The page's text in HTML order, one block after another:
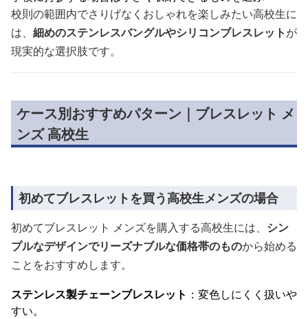
校則の範囲内でさりげなくおしゃれを楽しみたい高校生に
は、 細めのステンレスバングルやシリコンブレスレットが
現実的な選択肢です。
ケース別おすすめパターン｜ブレスレット メ
ンズ 高校生
初めてブレスレットを買う高校生メンズの場合
初めてブレスレット メンズを購入する高校生には、 シン
プルなデザインでリーズナブルな価格帯のものから始める
ことをおすすめします。
ステンレス製チェーンブレスレット ：変色しにくく扱いや
すい。